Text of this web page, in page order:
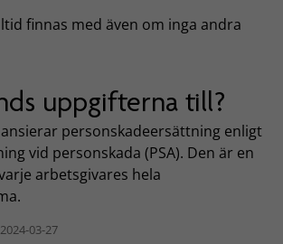
finnas med även om inga andra
uppgifterna till?
personskadeersättning enligt
vid personskada (PSA). Den är en
arbetsgivares hela
03-27